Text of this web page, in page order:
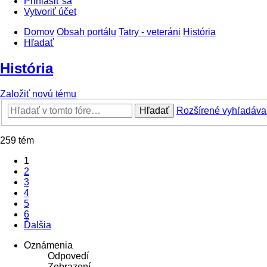
Vytvoriť účet
Domov Obsah portálu Tatry - veteráni História
Hľadať
História
Založiť novú tému
Hľadať
Rozšírené
259 tém
1
2
3
4
5
6
Ďalšia
Oznámenia
Odpovedí